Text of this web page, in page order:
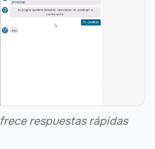
respuestas rápidas